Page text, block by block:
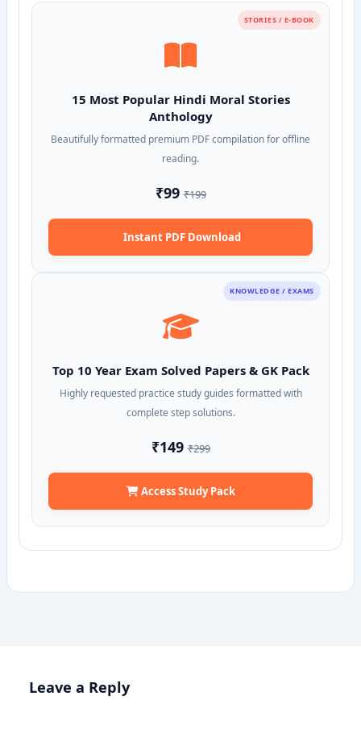
STORIES / E-BOOK
15 Most Popular Hindi Moral Stories
Anthology
Beautifully formatted premium PDF compilation for offline
reading.
₹99₹199
Instant PDF Download
KNOWLEDGE / EXAMS
Top 10 Year Exam Solved Papers & GK Pack
Highly requested practice study guides formatted with
complete step solutions.
₹149₹299
Access Study Pack
Leave a Reply